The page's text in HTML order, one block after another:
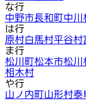
な行
中野市長和町中川
は行
原村白馬村平谷村
ま行
松川町松本市松川
相木村
や行
山ノ内町山形村泰